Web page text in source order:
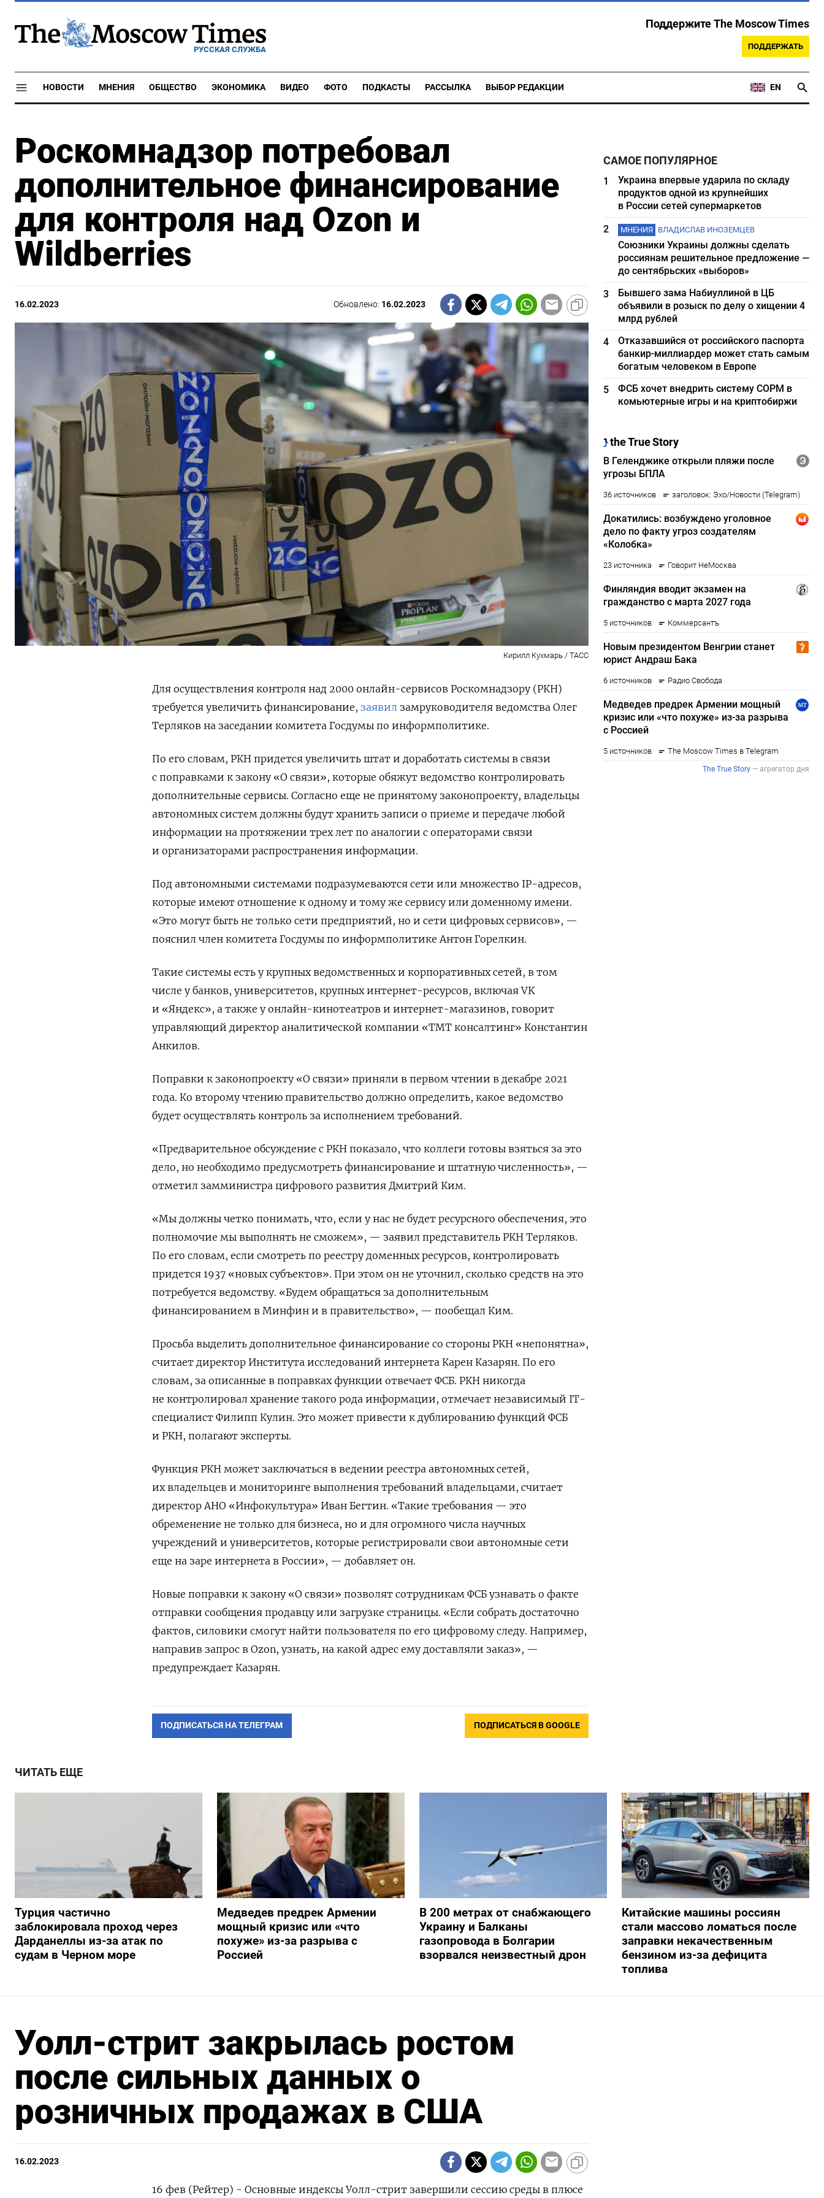
РУССКАЯ СЛУЖБА
Поддержите The Moscow Times
ПОДДЕРЖАТЬ
НОВОСТИ МНЕНИЯ ОБЩЕСТВО ЭКОНОМИКА ВИДЕО ФОТО ПОДКАСТЫ РАССЫЛКА ВЫБОР РЕДАКЦИИ EN
Роскомнадзор потребовал
дополнительное финансирование
для контроля над Ozon и
Wildberries
16.02.2023 Обновлено: 16.02.2023
Кирилл Кухмарь / ТАСС
Для осуществления контроля над 2000 онлайн-сервисов Роскомнадзору (РКН)
требуется увеличить финансирование, заявил замруководителя ведомства Олег
Терляков на заседании комитета Госдумы по информполитике.
По его словам, РКН придется увеличить штат и доработать системы в связи
с поправками к закону «О связи», которые обяжут ведомство контролировать
дополнительные сервисы. Согласно еще не принятому законопроекту, владельцы
автономных систем должны будут хранить записи о приеме и передаче любой
информации на протяжении трех лет по аналогии с операторами связи
и организаторами распространения информации.
Под автономными системами подразумеваются сети или множество IP-адресов,
которые имеют отношение к одному и тому же сервису или доменному имени.
«Это могут быть не только сети предприятий, но и сети цифровых сервисов», —
пояснил член комитета Госдумы по информполитике Антон Горелкин.
Такие системы есть у крупных ведомственных и корпоративных сетей, в том
числе у банков, университетов, крупных интернет-ресурсов, включая VK
и «Яндекс», а также у онлайн-кинотеатров и интернет-магазинов, говорит
управляющий директор аналитической компании «ТМТ консалтинг» Константин
Анкилов.
Поправки к законопроекту «О связи» приняли в первом чтении в декабре 2021
года. Ко второму чтению правительство должно определить, какое ведомство
будет осуществлять контроль за исполнением требований.
«Предварительное обсуждение с РКН показало, что коллеги готовы взяться за это
дело, но необходимо предусмотреть финансирование и штатную численность», —
отметил замминистра цифрового развития Дмитрий Ким.
«Мы должны четко понимать, что, если у нас не будет ресурсного обеспечения, это
полномочие мы выполнять не сможем», — заявил представитель РКН Терляков.
По его словам, если смотреть по реестру доменных ресурсов, контролировать
придется 1937 «новых субъектов». При этом он не уточнил, сколько средств на это
потребуется ведомству. «Будем обращаться за дополнительным
финансированием в Минфин и в правительство», — пообещал Ким.
Просьба выделить дополнительное финансирование со стороны РКН «непонятна»,
считает директор Института исследований интернета Карен Казарян. По его
словам, за описанные в поправках функции отвечает ФСБ. РКН никогда
не контролировал хранение такого рода информации, отмечает независимый IT-
специалист Филипп Кулин. Это может привести к дублированию функций ФСБ
и РКН, полагают эксперты.
Функция РКН может заключаться в ведении реестра автономных сетей,
их владельцев и мониторинге выполнения требований владельцами, считает
директор АНО «Инфокультура» Иван Бегтин. «Такие требования — это
обременение не только для бизнеса, но и для огромного числа научных
учреждений и университетов, которые регистрировали свои автономные сети
еще на заре интернета в России», — добавляет он.
Новые поправки к закону «О связи» позволят сотрудникам ФСБ узнавать о факте
отправки сообщения продавцу или загрузке страницы. «Если собрать достаточно
фактов, силовики смогут найти пользователя по его цифровому следу. Например,
направив запрос в Ozon, узнать, на какой адрес ему доставляли заказ», —
предупреждает Казарян.
ПОДПИСАТЬСЯ НА ТЕЛЕГРАМ ПОДПИСАТЬСЯ В GOOGLE
САМОЕ ПОПУЛЯРНОЕ
1
Украина впервые ударила по складу
продуктов одной из крупнейших
в России сетей супермаркетов
2
МНЕНИЯ ВЛАДИСЛАВ ИНОЗЕМЦЕВ
Союзники Украины должны сделать
россиянам решительное предложение —
до сентябрьских «выборов»
3
Бывшего зама Набиуллиной в ЦБ
объявили в розыск по делу о хищении 4
млрд рублей
4
Отказавшийся от российского паспорта
банкир-миллиардер может стать самым
богатым человеком в Европе
5
ФСБ хочет внедрить систему СОРМ в
комьютерные игры и на криптобиржи
ЧИТАТЬ ЕЩЕ
Турция частично
заблокировала проход через
Дарданеллы из-за атак по
судам в Черном море
Медведев предрек Армении
мощный кризис или «что
похуже» из-за разрыва с
Россией
В 200 метрах от снабжающего
Украину и Балканы
газопровода в Болгарии
взорвался неизвестный дрон
Китайские машины россиян
стали массово ломаться после
заправки некачественным
бензином из-за дефицита
топлива
Уолл-стрит закрылась ростом
после сильных данных о
розничных продажах в США
16.02.2023
16 фев (Рейтер) - Основные индексы Уолл-стрит завершили сессию среды в плюсе